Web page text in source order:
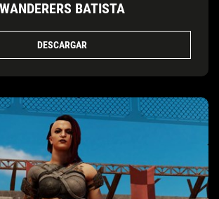
WANDERERS BATISTA
DESCARGAR